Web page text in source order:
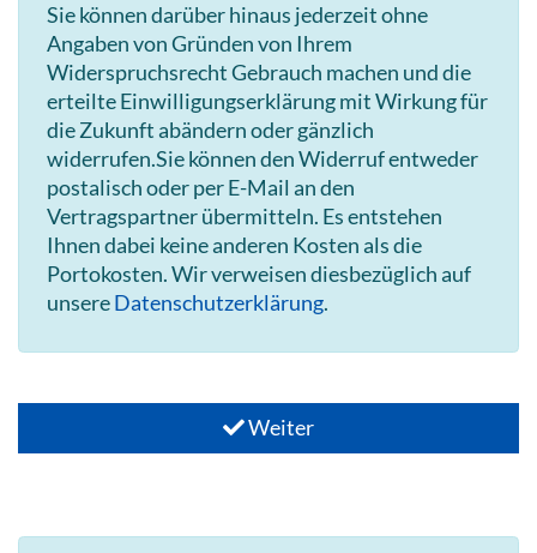
Sie können darüber hinaus jederzeit ohne
Angaben von Gründen von Ihrem
Widerspruchsrecht Gebrauch machen und die
erteilte Einwilligungserklärung mit Wirkung für
die Zukunft abändern oder gänzlich
widerrufen.Sie können den Widerruf entweder
postalisch oder per E-Mail an den
Vertragspartner übermitteln. Es entstehen
Ihnen dabei keine anderen Kosten als die
Portokosten. Wir verweisen diesbezüglich auf
unsereDatenschutzerklärung.
Weiter